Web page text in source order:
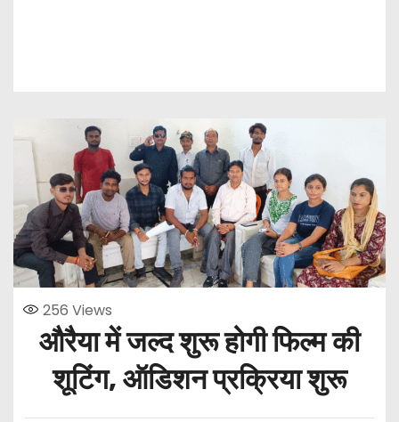
256 Views
औरैया में जल्द शुरू होगी फिल्म की
शूटिंग, ऑडिशन प्रक्रिया शुरू